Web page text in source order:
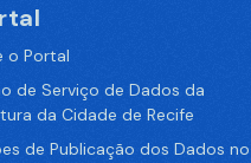
o Portal
de Serviço de Dados da
da Cidade de Recife
de Publicação dos Dados no